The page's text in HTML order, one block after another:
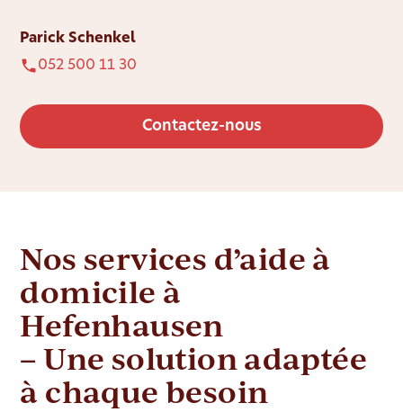
Parick Schenkel
052 500 11 30
Contactez-nous
Nos services d’aide à
domicile à
Hefenhausen
– Une solution adaptée
à chaque besoin